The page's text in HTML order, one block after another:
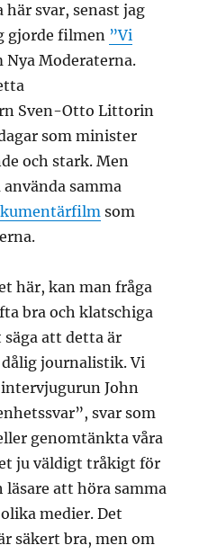
här svar, senast jag
gjorde filmen ”Vi
Nya Moderaterna.
Sven-Otto Littorin
som minister
och stark. Men
samma
som
här, kan man fråga
bra och klatschiga
säga att detta är
journalistik. Vi
intervjugurun John
svar som
genomtänkta våra
ju väldigt tråkigt för
att höra samma
medier. Det
säkert bra, men om